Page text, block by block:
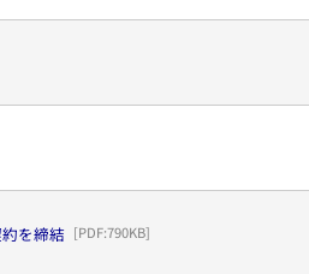
を締結 [PDF:790KB]